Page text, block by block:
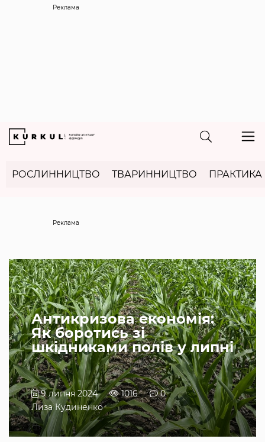
Реклама
РОСЛИННИЦТВО ТВАРИННИЦТВО ПРАКТИКА
Антикризова економія:
Як боротись зі
шкідниками полів у липні
9 липня 2024 1016
0
Лиза Кудиненко
Реклама